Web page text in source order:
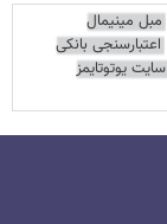
مبل مینیمال
اعتبارسنجی بانکی
سایت یوتوتایمز